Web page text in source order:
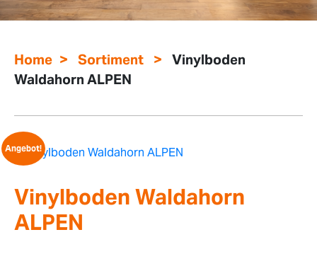
Home > Sortiment >
Vinylboden
Waldahorn ALPEN
Angebot!
Vinylboden Waldahorn
ALPEN